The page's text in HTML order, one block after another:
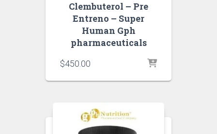
Clembuterol – Pre
Entreno – Super
Human Gph
pharmaceuticals
$450.00